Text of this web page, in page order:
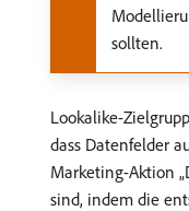
sollten.
Lookalike-
dass Datenfelder
Marketing-Aktion
sind, indem die